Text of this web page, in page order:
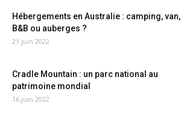
Hébergements en Australie : camping, van,
B&B ou auberges ?
21 juin 2022
Cradle Mountain : un parc national au
patrimoine mondial
16 juin 2022